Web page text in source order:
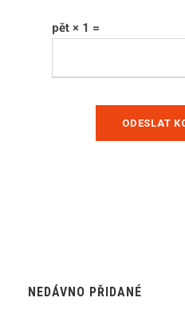
pět × 1 =
NEDÁVNO PŘIDANÉ